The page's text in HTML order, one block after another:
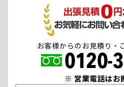
お客様からのお見積り・
※ 営業電話はお